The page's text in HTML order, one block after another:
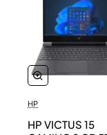
HP
HP VICTUS 15